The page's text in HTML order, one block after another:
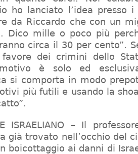
ho lanciato l’idea presso
da Riccardo che con un
Dico mille o poco più
circa il 30 per cento”.
dei crimini dello
è solo ed
si comporta in modo
più futili e usando la
ISRAELIANO – Il
già trovato nell’occhio del
boicottaggio ai danni di